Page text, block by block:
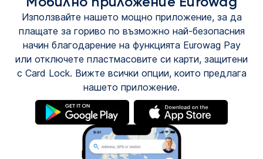
Използвайте нашето мощно приложение, за да
плащате за гориво по възможно най-безопасния
начин благодарение на функцията Eurowag Pay
или отключете пластмасовите си карти, защитени
с Card Lock. Вижте всички опции, които предлага
нашето приложение.
(това
е